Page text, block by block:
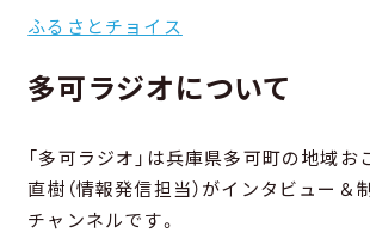
ふるさとチョイス
多可ラジオについて
「多可ラジオ」は兵庫県多可町の地域お
直樹（情報発信担当）がインタビュー＆
チャンネルです。